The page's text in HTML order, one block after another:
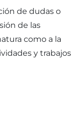
de dudas o
de las
como a la
y trabajos